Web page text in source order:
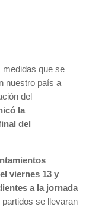
medidas que se
nuestro país a
del
la
del
viernes 13 y
a la jornada
se llevaran